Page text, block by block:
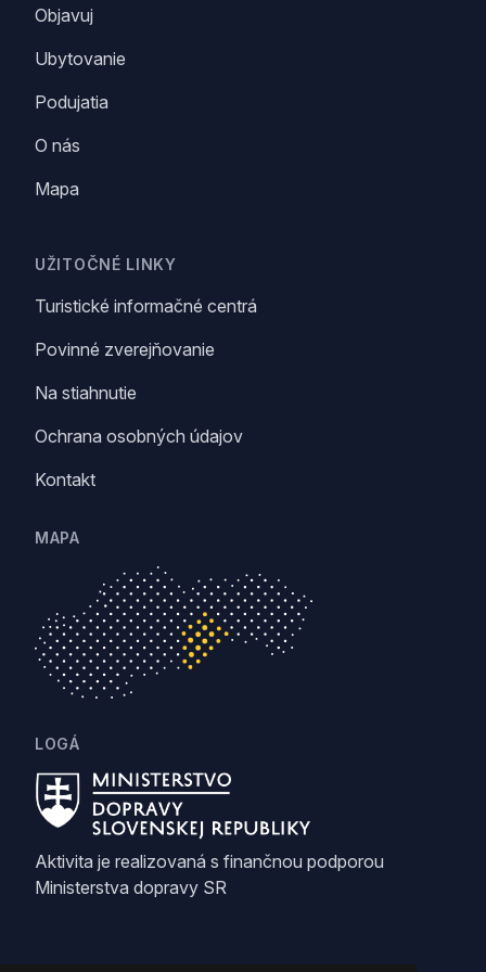
Objavuj
Ubytovanie
Podujatia
O nás
Mapa
UŽITOČNÉ LINKY
Turistické informačné centrá
Povinné zverejňovanie
Na stiahnutie
Ochrana osobných údajov
Kontakt
MAPA
LOGÁ
Aktivita je realizovaná s finančnou podporou
Ministerstva dopravy SR